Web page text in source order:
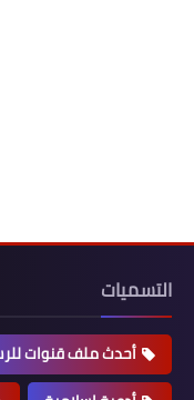
التسميات
أحدث ملف قنوات